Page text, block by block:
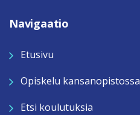
Navigaatio
Etusivu
Opiskelu kansanopistossa
Etsi koulutuksia